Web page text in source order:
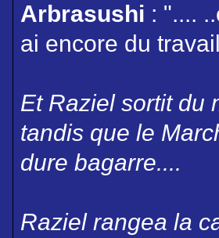
Arbrasushi : "....
ai encore du
Et Raziel sortit du
tandis que le
dure bagarre....
Raziel rangea la